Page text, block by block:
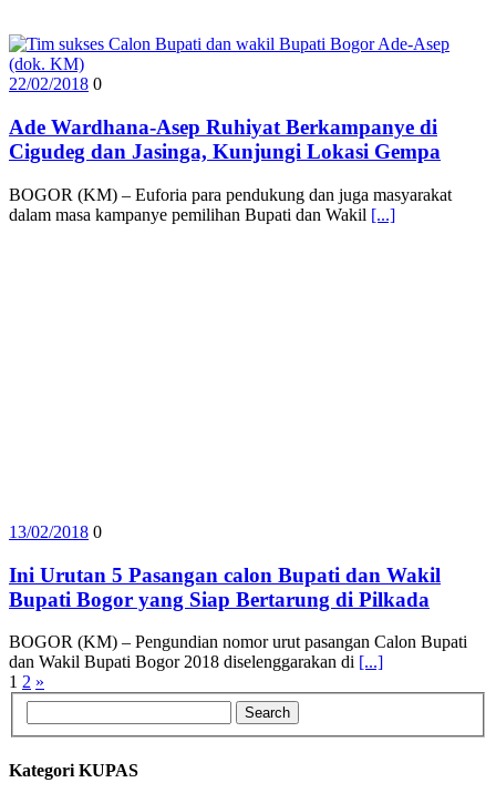
22/02/2018 0
Ade Wardhana-Asep Ruhiyat Berkampanye di
Cigudeg dan Jasinga, Kunjungi Lokasi Gempa
BOGOR (KM) – Euforia para pendukung dan juga masyarakat
dalam masa kampanye pemilihan Bupati dan Wakil [...]
13/02/2018 0
Ini Urutan 5 Pasangan calon Bupati dan Wakil
Bupati Bogor yang Siap Bertarung di Pilkada
BOGOR (KM) – Pengundian nomor urut pasangan Calon Bupati
dan Wakil Bupati Bogor 2018 diselenggarakan di [...]
Posts
pagination
1 2 »
Kategori KUPAS